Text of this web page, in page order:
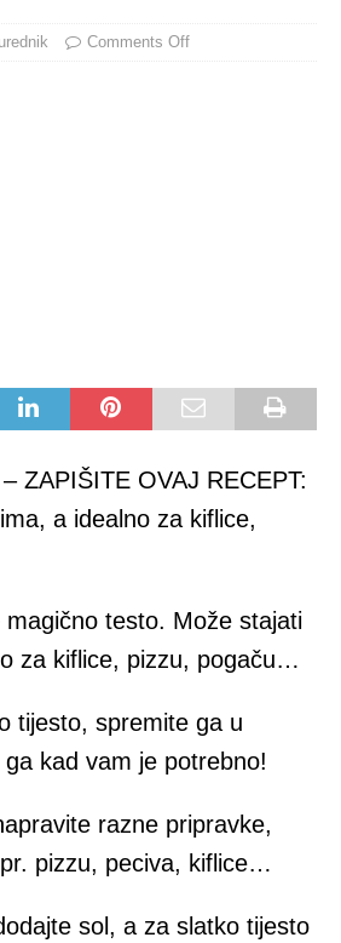
urednik Comments Off
ZAPIŠITE OVAJ RECEPT:
a idealno za kiflice,
magično testo. Može stajati
za kiflice, pizzu, pogaču…
tijesto, spremite ga u
kad vam je potrebno!
razne pripravke,
pizzu, peciva, kiflice…
sol, a za slatko tijesto